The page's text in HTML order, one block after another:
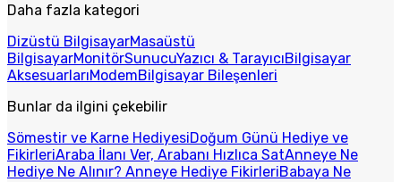
Daha fazla kategori
Dizüstü BilgisayarMasaüstü
BilgisayarMonitörSunucuYazıcı & TarayıcıBilgisayar
AksesuarlarıModemBilgisayar Bileşenleri
Bunlar da ilgini çekebilir
Sömestir ve Karne HediyesiDoğum Günü Hediye ve
FikirleriAraba İlanı Ver, Arabanı Hızlıca SatAnneye Ne
Hediye Ne Alınır? Anneye Hediye FikirleriBabaya Ne